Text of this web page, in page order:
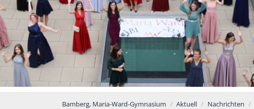
Bamberg, Maria-Ward-Gymnasium Aktuell Nachrichten